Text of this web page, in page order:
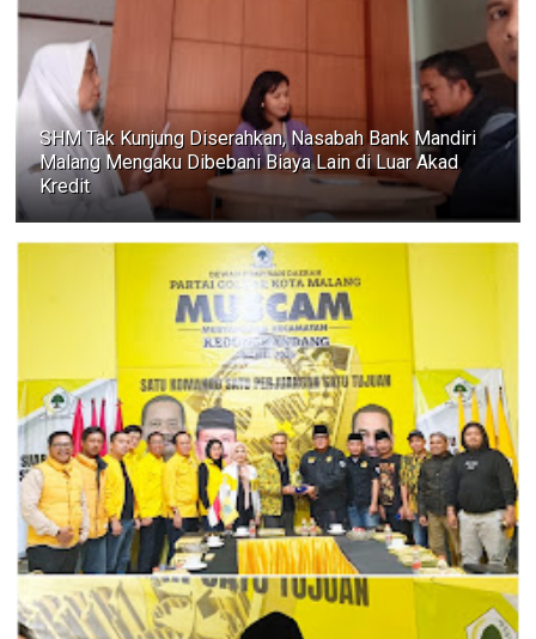
SHM Tak Kunjung Diserahkan, Nasabah Bank Mandiri
Malang Mengaku Dibebani Biaya Lain di Luar Akad
Kredit